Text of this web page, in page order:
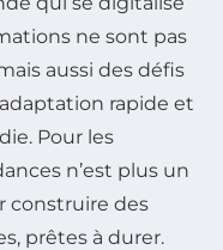
ne sont pas
aussi des défis
rapide et
Pour les
n’est plus un
construire des
prêtes à durer.